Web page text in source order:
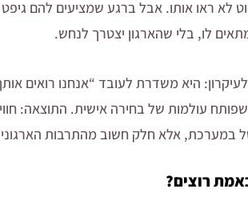
לא ראו אותו. אבל ברגע שמציעים להם
לו, בלי שהארגון יצטרך לנחש.
היא משדרת לעובד “אנחנו רואים
עולמות של בחירה אישית. התוצאה:
במערכת, אלא חלק חשוב מהתרבות
רוצים?